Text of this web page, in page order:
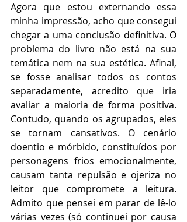
Agora que estou externando essa
minha impressão, acho que consegui
chegar a uma conclusão definitiva. O
problema do livro não está na sua
temática nem na sua estética. Afinal,
se fosse analisar todos os contos
separadamente, acredito que iria
avaliar a maioria de forma positiva.
Contudo, quando os agrupados, eles
se tornam cansativos. O cenário
doentio e mórbido, constituídos por
personagens frios emocionalmente,
causam tanta repulsão e ojeriza no
leitor que compromete a leitura.
Admito que pensei em parar de lê-lo
várias vezes (só continuei por causa